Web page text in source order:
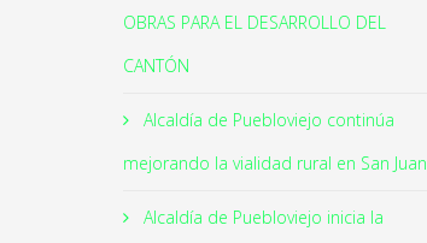
OBRAS PARA EL DESARROLLO DEL
CANTÓN
Alcaldía de Puebloviejo continúa
mejorando la vialidad rural en San Juan
Alcaldía de Puebloviejo inicia la